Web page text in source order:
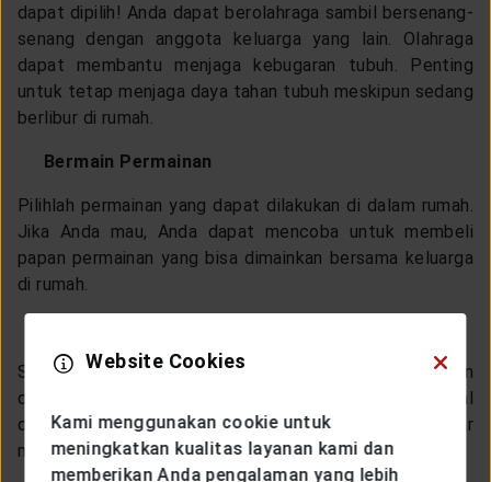
dapat dipilih! Anda dapat berolahraga sambil bersenang-
senang dengan anggota keluarga yang lain. Olahraga
dapat membantu menjaga kebugaran tubuh. Penting
untuk tetap menjaga daya tahan tubuh meskipun sedang
berlibur di rumah.
Bermain Permainan
Pilihlah permainan yang dapat dilakukan di dalam rumah.
Jika Anda mau, Anda dapat mencoba untuk membeli
papan permainan yang bisa dimainkan bersama keluarga
di rumah.
Selama pandemi berlangsung, interaksi dengan teman
dan keluarga juga pasti berkurang. Pertemuan virtual
dapat dilakukan untuk melepas kangen atau sekedar
mengobrol.
Website Cookies
Kami menggunakan cookie untuk
meningkatkan kualitas layanan kami dan
memberikan Anda pengalaman yang lebih